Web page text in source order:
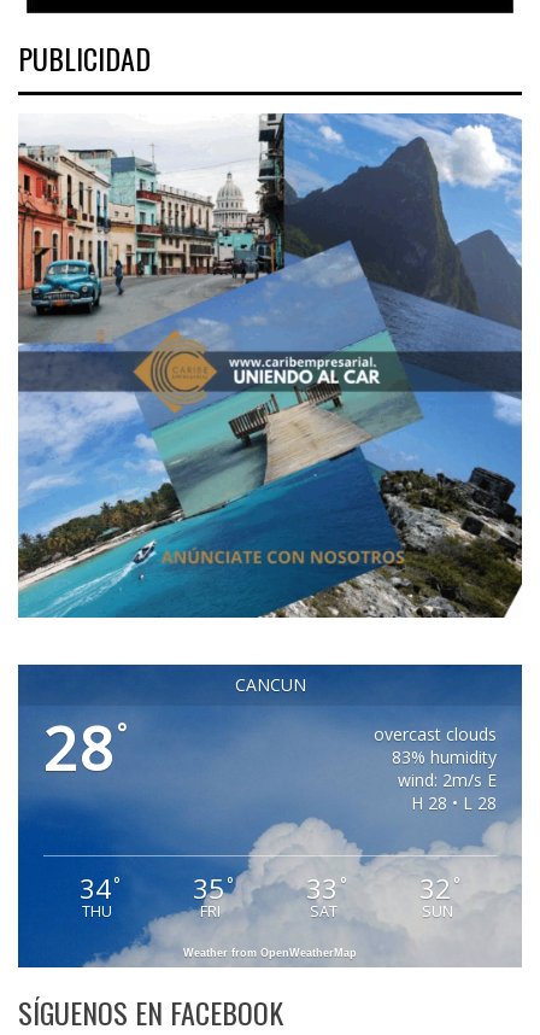
PUBLICIDAD
CANCUN
28°
overcast clouds
83% humidity
wind: 2m/s E
H 28 • L 28
34°
THU
35°
FRI
33 °
SAT
32 °
SUN
Weather from OpenWeatherMap
SÍGUENOS EN FACEBOOK